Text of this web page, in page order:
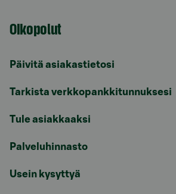
Oikopolut
Päivitä asiakastietosi
Tarkista verkkopankkitunnuksesi
Tule asiakkaaksi
Palveluhinnasto
Usein kysyttyä